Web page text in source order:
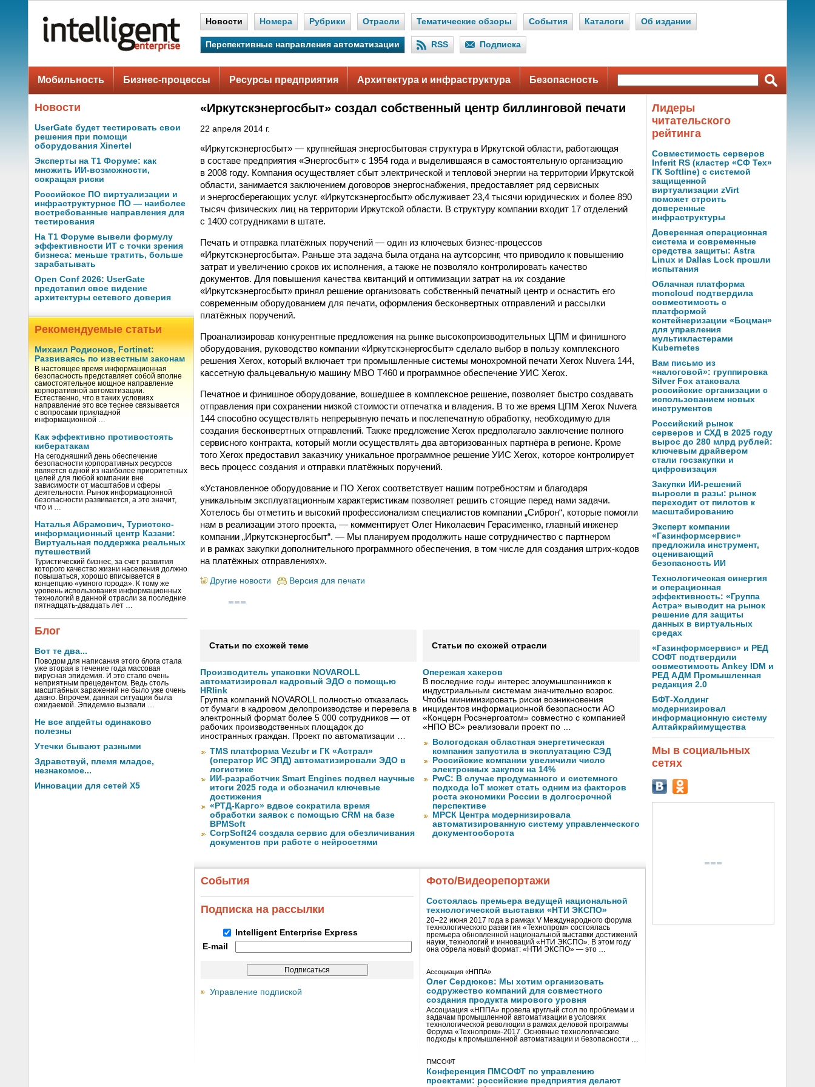
Новости Номера Рубрики Отрасли Тематические обзоры События Каталоги Об издании
Перспективные направления автоматизации RSS Подписка
Мобильность Бизнес-процессы Ресурсы предприятия Архитектура и инфраструктура Безопасность
Новости
UserGate будет тестировать свои
решения при помощи
оборудования Xinertel
Эксперты на Т1 Форуме: как
множить ИИ-возможности,
сокращая риски
Российское ПО виртуализации и
инфраструктурное ПО — наиболее
востребованные направления для
тестирования
На Т1 Форуме вывели формулу
эффективности ИТ с точки зрения
бизнеса: меньше тратить, больше
зарабатывать
Open Conf 2026: UserGate
представил свое видение
архитектуры сетевого доверия
Рекомендуемые статьи
Михаил Родионов, Fortinet:
Развиваясь по известным законам
В настоящее время информационная
безопасность представляет собой вполне
самостоятельное мощное направление
корпоративной автоматизации.
Естественно, что в таких условиях
направление это все теснее связывается
с вопросами прикладной
информационной …
Как эффективно противостоять
кибератакам
На сегодняшний день обеспечение
безопасности корпоративных ресурсов
является одной из наиболее приоритетных
целей для любой компании вне
зависимости от масштабов и сферы
деятельности. Рынок информационной
безопасности развивается, а это значит,
что и …
Наталья Абрамович, Туристско-
информационный центр Казани:
Виртуальная поддержка реальных
путешествий
Туристический бизнес, за счет развития
которого качество жизни населения должно
повышаться, хорошо вписывается в
концепцию «умного города». К тому же
уровень использования информационных
технологий в данной отрасли за последние
пятнадцать-двадцать лет …
Блог
Вот те два...
Поводом для написания этого блога стала
уже вторая в течение года массовая
вирусная эпидемия. И это стало очень
неприятным прецедентом. Ведь столь
масштабных заражений не было уже очень
давно. Впрочем, данная ситуация была
ожидаемой. Эпидемию вызвали …
Не все апдейты одинаково
полезны
Утечки бывают разными
Здравствуй, племя младое,
незнакомое...
Инновации для сетей X5
«Иркутскэнергосбыт» создал собственный центр биллинговой печати
22 апреля 2014 г.
«Иркутскэнергосбыт» — крупнейшая энергосбытовая структура в Иркутской области, работающая
в составе предприятия «Энергосбыт» с 1954 года и выделившаяся в самостоятельную организацию
в 2008 году. Компания осуществляет сбыт электрической и тепловой энергии на территории Иркутской
области, занимается заключением договоров энергоснабжения, предоставляет ряд сервисных
и энергосберегающих услуг. «Иркутскэнергосбыт» обслуживает 23,4 тысячи юридических и более 890
тысяч физических лиц на территории Иркутской области. В структуру компании входит 17 отделений
с 1400 сотрудниками в штате.
Печать и отправка платёжных поручений — один из ключевых бизнес-процессов
«Иркутскэнергосбыта». Раньше эта задача была отдана на аутсорсинг, что приводило к повышению
затрат и увеличению сроков их исполнения, а также не позволяло контролировать качество
документов. Для повышения качества квитанций и оптимизации затрат на их создание
«Иркутскэнергосбыт» принял решение организовать собственный печатный центр и оснастить его
современным оборудованием для печати, оформления бесконвертных отправлений и рассылки
платёжных поручений.
Проанализировав конкурентные предложения на рынке высокопроизводительных ЦПМ и финишного
оборудования, руководство компании «Иркутскэнергосбыт» сделало выбор в пользу комплексного
решения Xerox, который включает три промышленные системы монохромной печати Xerox Nuvera 144,
кассетную фальцевальную машину MBO T460 и программное обеспечение УИС Xerox.
Печатное и финишное оборудование, вошедшее в комплексное решение, позволяет быстро создавать
отправления при сохранении низкой стоимости отпечатка и владения. В то же время ЦПМ Xerox Nuvera
144 способно осуществлять непрерывную печать и послепечатную обработку, необходимую для
создания бесконвертных отправлений. Также предложение Xerox предполагало заключение полного
сервисного контракта, который могли осуществлять два авторизованных партнёра в регионе. Кроме
того Xerox предоставил заказчику уникальное программное решение УИС Xerox, которое контролирует
весь процесс создания и отправки платёжных поручений.
«Установленное оборудование и ПО Xerox соответствует нашим потребностям и благодаря
уникальным эксплуатационным характеристикам позволяет решить стоящие перед нами задачи.
Хотелось бы отметить и высокий профессионализм специалистов компании „Сиброн“, которые помогли
нам в реализации этого проекта, — комментирует Олег Николаевич Герасименко, главный инженер
компании „Иркутскэнергосбыт“. — Мы планируем продолжить наше сотрудничество с партнером
и в рамках закупки дополнительного программного обеспечения, в том числе для создания штрих-кодов
на платёжных отправлениях».
Другие новости Версия для печати
Статьи по схожей теме
Производитель упаковки NOVAROLL
автоматизировал кадровый ЭДО с помощью
HRlink
Группа компаний NOVAROLL полностью отказалась
от бумаги в кадровом делопроизводстве и перевела в
электронный формат более 5 000 сотрудников — от
рабочих производственных площадок до
иностранных граждан. Проект по автоматизации …
TMS платформа Vezubr и ГК «Астрал»
(оператор ИС ЭПД) автоматизировали ЭДО в
логистике
ИИ-разработчик Smart Engines подвел научные
итоги 2025 года и обозначил ключевые
достижения
«РТД-Карго» вдвое сократила время
обработки заявок с помощью CRM на базе
BPMSoft
CorpSoft24 создала сервис для обезличивания
документов при работе с нейросетями
Статьи по схожей отрасли
Опережая хакеров
В последние годы интерес злоумышленников к
индустриальным системам значительно возрос.
Чтобы минимизировать риски возникновения
инцидентов информационной безопасности АО
«Концерн Росэнергоатом» совместно с компанией
«НПО ВС» реализовали проект по …
Вологодская областная энергетическая
компания запустила в эксплуатацию СЭД
Российские компании увеличили число
электронных закупок на 14%
PwC: В случае продуманного и системного
подхода IoT может стать одним из факторов
роста экономики России в долгосрочной
перспективе
МРСК Центра модернизировала
автоматизированную систему управленческого
документооборота
События
Подписка на рассылки
Intelligent Enterprise Express
E-mail
Управление подпиской
Фото/Видеорепортажи
Состоялась премьера ведущей национальной
технологической выставки «НТИ ЭКСПО»
20–22 июня 2017 года в рамках V Международного форума
технологического развития «Технопром» состоялась
премьера обновленной национальной выставки достижений
науки, технологий и инноваций «НТИ ЭКСПО». В этом году
она обрела новый формат: «НТИ ЭКСПО» — это …
Ассоциация «НППА»
Олег Сердюков: Мы хотим организовать
содружество компаний для совместного
создания продукта мирового уровня
Ассоциация «НППА» провела круглый стол по проблемам и
задачам промышленной автоматизации в условиях
технологической революции в рамках деловой программы
Форума «Технопром»-2017. Основные технологические
подходы к промышленной автоматизации и безопасности …
ПМСОФТ
Конференция ПМСОФТ по управлению
проектами: российские предприятия делают
Лидеры
читательского
рейтинга
Совместимость серверов
Inferit RS (кластер «СФ Тех»
ГК Softline) с системой
защищенной
виртуализации zVirt
поможет строить
доверенные
инфраструктуры
Доверенная операционная
система и современные
средства защиты: Astra
Linux и Dallas Lock прошли
испытания
Облачная платформа
moncloud подтвердила
совместимость с
платформой
контейнеризации «Боцман»
для управления
мультикластерами
Kubernetes
Вам письмо из
«налоговой»: группировка
Silver Fox атаковала
российские организации с
использованием новых
инструментов
Российский рынок
серверов и СХД в 2025 году
вырос до 280 млрд рублей:
ключевым драйвером
стали госзакупки и
цифровизация
Закупки ИИ-решений
выросли в разы: рынок
переходит от пилотов к
масштабированию
Эксперт компании
«Газинформсервис»
предложила инструмент,
оценивающий
безопасность ИИ
Технологическая синергия
и операционная
эффективность: «Группа
Астра» выводит на рынок
решение для защиты
данных в виртуальных
средах
«Газинформсервис» и РЕД
СОФТ подтвердили
совместимость Ankey IDM и
РЕД АДМ Промышленная
редакция 2.0
БФТ-Холдинг
модернизировал
информационную систему
Алтайкрайимущества
Мы в социальных
сетях